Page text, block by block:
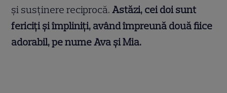
și susținere reciprocă.Astăzi, cei doi sunt
fericiți și împliniți, având împreună două fiice
adorabil, pe nume Ava și Mia.